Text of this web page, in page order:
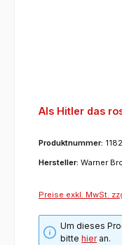
Als Hitler das
Produktnummer:
Hersteller: Warner
Preise exkl. MwSt.
Um dieses
bittehieran.